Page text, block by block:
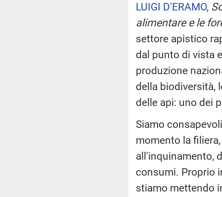
LUIGI D'ERAMO,
alimentare e le
settore apistico
dal punto di vista
produzione
della biodiversità,
delle api: uno dei
Siamo
momento la
all'inquinamento,
consumi. Proprio
stiamo mettendo